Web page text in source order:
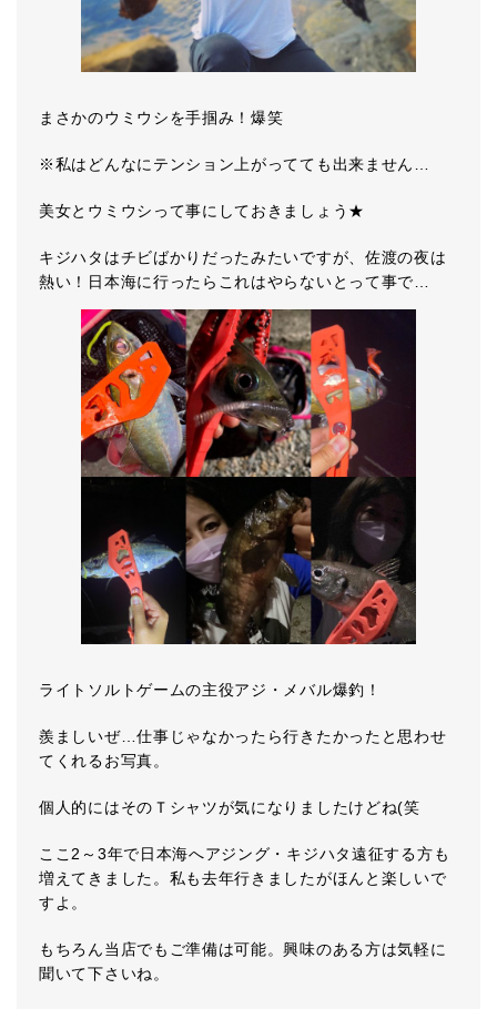
まさかのウミウシを手掴み！爆笑
※私はどんなにテンション上がってても出来ません…
美女とウミウシって事にしておきましょう★
キジハタはチビばかりだったみたいですが、佐渡の夜は
熱い！日本海に行ったらこれはやらないとって事で…
ライトソルトゲームの主役アジ・メバル爆釣！
羨ましいぜ…仕事じゃなかったら行きたかったと思わせ
てくれるお写真。
個人的にはそのＴシャツが気になりましたけどね(笑
ここ2～3年で日本海へアジング・キジハタ遠征する方も
増えてきました。私も去年行きましたがほんと楽しいで
すよ。
もちろん当店でもご準備は可能。興味のある方は気軽に
聞いて下さいね。